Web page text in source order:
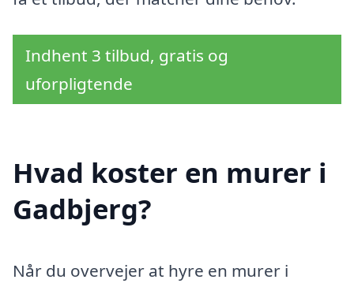
Indhent 3 tilbud, gratis og
uforpligtende
Hvad koster en murer i
Gadbjerg?
Når du overvejer at hyre en murer i